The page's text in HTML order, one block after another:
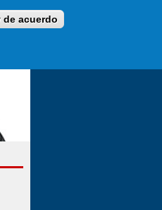
de acuerdo